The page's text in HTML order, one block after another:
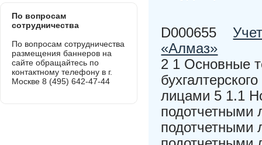
D000655
«Алмаз»
2 1 Основные
лицами 5 1.1
подотчетными
подотчетными
По вопросам
сотрудничества
По вопросам сотрудничества
размещения баннеров на
сайте обращайтесь по
контактному телефону в г.
Москве 8 (495) 642-47-44